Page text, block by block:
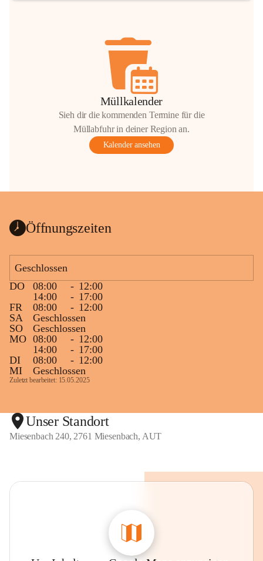
Müllkalender
Sieh dir die kommenden Termine für die
Müllabfuhr in deiner Region an.
Kalender ansehen
Öffnungszeiten
Geschlossen
DO
08:00 - 12:00
14:00
- 17:00
FR
08:00 - 12:00
SA
Geschlossen
SO
Geschlossen
MO 08:00 - 12:00
14:00
- 17:00
DI
08:00 - 12:00
MI
Geschlossen
Zuletzt bearbeitet: 15.05.2025
Unser Standort
Miesenbach 240, 2761 Miesenbach, AUT